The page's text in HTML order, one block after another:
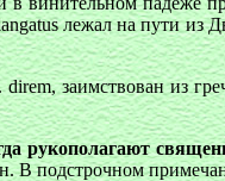
лежал на пути из
заимствован из
рукополагают
В подстрочном